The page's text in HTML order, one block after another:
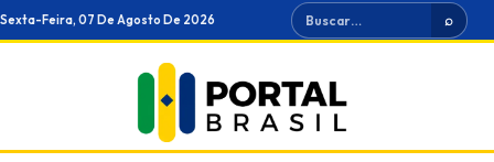
Ir
para
Sexta-Feira, 07 De Agosto De 2026 Buscar ⌕